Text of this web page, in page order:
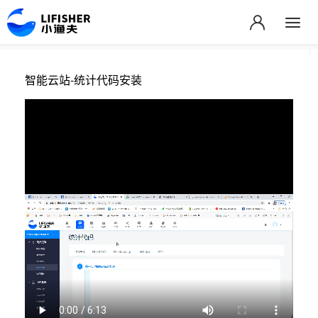
智能云站-统计代码安装